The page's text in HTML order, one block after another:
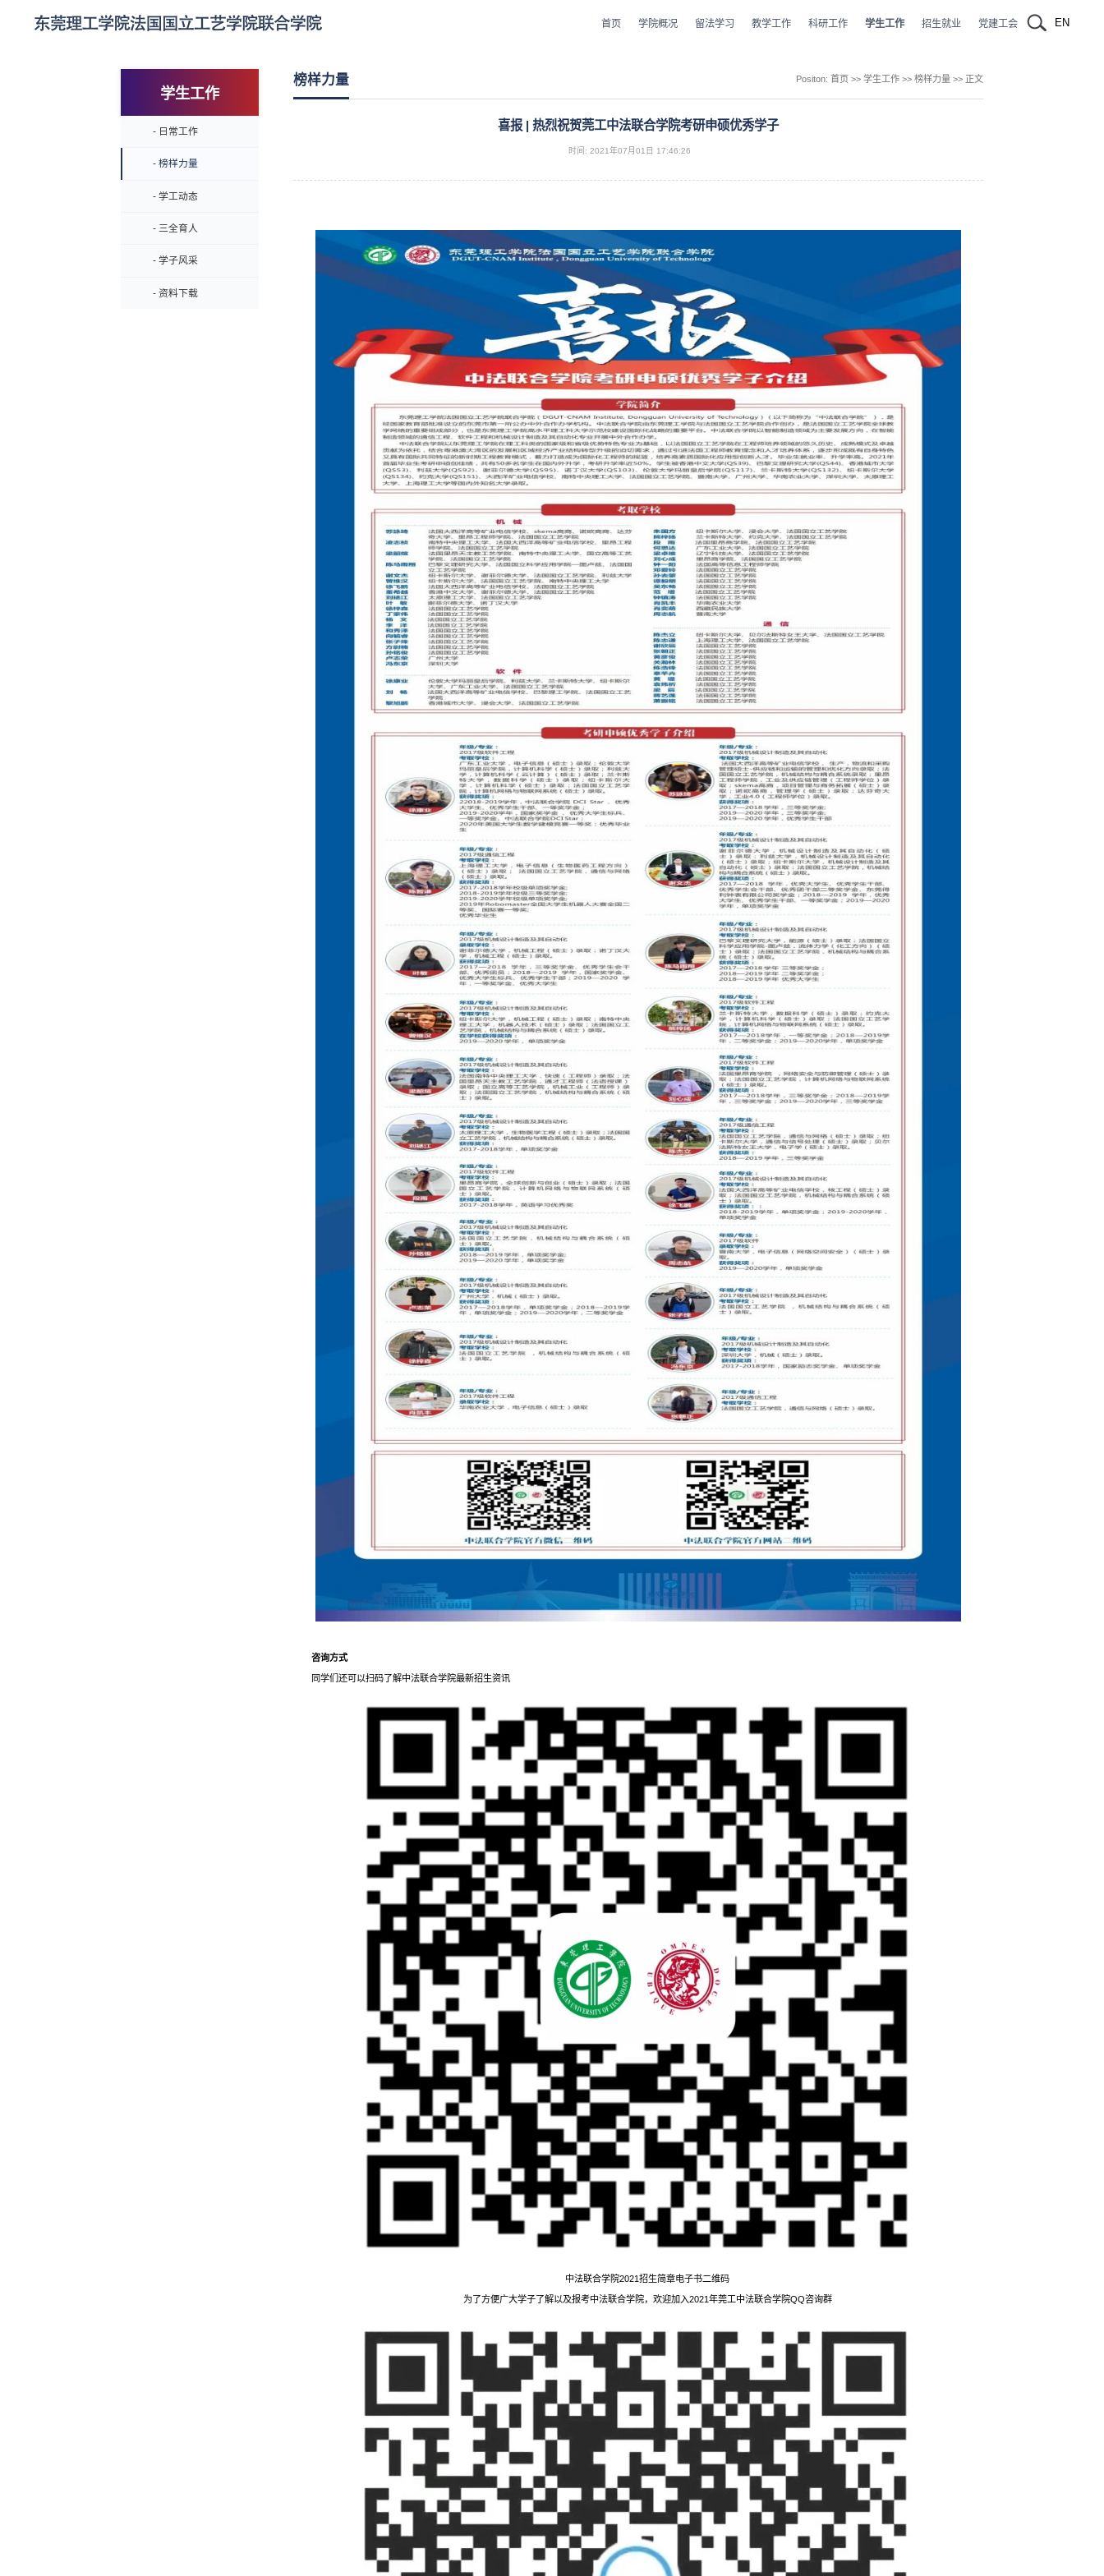
首页 学院概况 留法学习 教学工作 科研工作 学生工作 招生就业 党建工会 EN
学生工作
- 日常工作
- 榜样力量
- 学工动态
- 三全育人
- 学子风采
- 资料下载
榜样力量 Positon: 首页 >> 学生工作 >> 榜样力量 >> 正文
喜报 | 热烈祝贺莞工中法联合学院考研申硕优秀学子
时间: 2021年07月01日 17:46:26
咨询方式
同学们还可以扫码了解中法联合学院最新招生资讯
中法联合学院2021招生简章电子书二维码
为了方便广大学子了解以及报考中法联合学院，欢迎加入2021年莞工中法联合学院QQ咨询群